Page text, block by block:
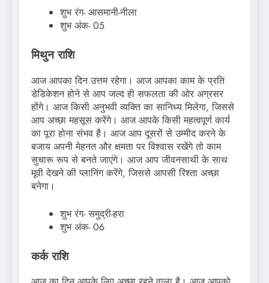
शुभ रंग- आसमानी-नीला
शुभ अंक- 05
मिथुन राशि
आज आपका दिन उत्तम रहेगा। आज आपका काम के प्रति
डेडिकेशन होने से आप जल्द ही सफलता की ओर अग्रसर
होंगे। आज किसी अनुभवी व्यक्ति का सानिध्य मिलेगा, जिससे
आप अच्छा महसूस करेंगे। आज आपके किसी महत्वपूर्ण कार्य
का पूरा होना संभव है। आज आप दूसरों से उम्मीद करने के
बजाय अपनी मेहनत और क्षमता पर विश्वास रखेंगे तो काम
सुचारू रूप से बनते जाएंगे। आज आप जीवनसाथी के साथ
मूवी देखने की प्लानिंग करेंगे, जिससे आपसी रिश्ता अच्छा
बनेगा।
शुभ रंग- समुद्री-हरा
शुभ अंक- 06
कर्क राशि